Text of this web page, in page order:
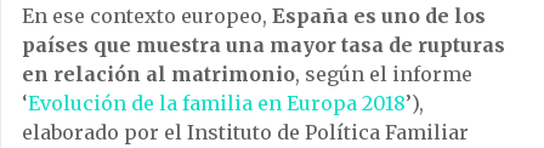
En ese contexto europeo, España es uno de los
países que muestra una mayor tasa de rupturas
en relación al matrimonio, según el informe
‘Evolución de la familia en Europa 2018’),
elaborado por el Instituto de Política Familiar